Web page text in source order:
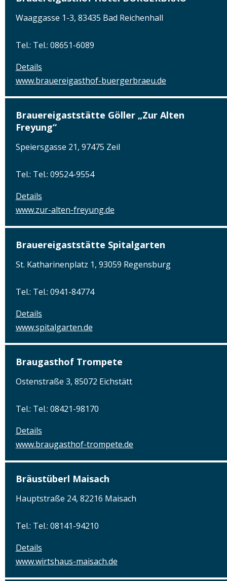
Waaggasse 1-3, 83435 Bad Reichenhall
Tel.: Tel.: 08651-6089
Details
www.brauereigasthof-buergerbraeu.de
Brauereigaststätte Göller „Zur Alten
Freyung“
Speiersgasse 21, 97475 Zeil
Tel.: Tel.: 09524-9554
Details
www.zur-alten-freyung.de
Brauereigaststätte Spitalgarten
St. Katharinenplatz 1, 93059 Regensburg
Tel.: Tel.: 0941-84774
Details
www.spitalgarten.de
Braugasthof Trompete
Ostenstraße 3, 85072 Eichstätt
Tel.: Tel.: 08421-98170
Details
www.braugasthof-trompete.de
Bräustüberl Maisach
Hauptstraße 24, 82216 Maisach
Tel.: Tel.: 08141-94210
Details
www.wirtshaus-maisach.de